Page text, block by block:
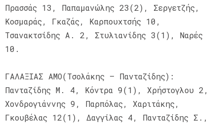
Πρασσάς 13, Παπαμανώλης 23(2), Σεργετζής,
Κοσμαράς, Γκαζάς, Καρπουχτσής 10,
Τσανακτσίδης Α. 2, Στυλιανίδης 3(1), Ναρές
10.
ΓΑΛΑΞΙΑΣ ΑΜΟ(Τσολάκης – Πανταζίδης):
Πανταζίδης Μ. 4, Κόντρα 9(1), Χρήστογλου 2,
Χονδρογιάννης 9, Παρπόλας, Χαριτάκης,
Γκουβέλας 12(1), Δαγγίλας 4, Πανταζίδης Σ.,